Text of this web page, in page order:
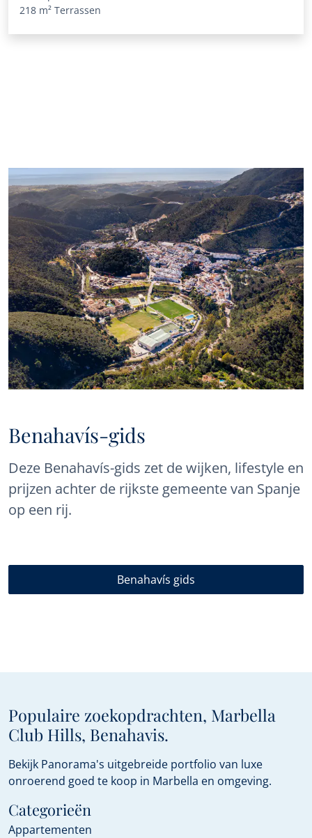
218 m² Terrassen
Benahavís-gids
Deze Benahavís-gids zet de wijken, lifestyle en
prijzen achter de rijkste gemeente van Spanje
op een rij.
Benahavís gids
Populaire zoekopdrachten, Marbella
Club Hills, Benahavis.
Bekijk Panorama's uitgebreide portfolio van luxe
onroerend goed te koop in Marbella en omgeving.
Categorieën
Appartementen